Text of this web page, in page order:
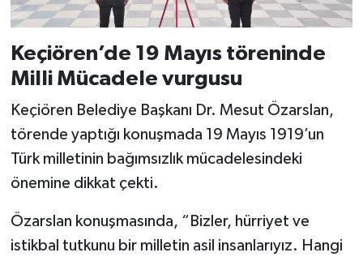
Keçiören’de 19 Mayıs töreninde
Milli Mücadele vurgusu
Keçiören Belediye Başkanı Dr. Mesut Özarslan,
törende yaptığı konuşmada 19 Mayıs 1919’un
Türk milletinin bağımsızlık mücadelesindeki
önemine dikkat çekti.
Özarslan konuşmasında, “Bizler, hürriyet ve
istikbal tutkunu bir milletin asil insanlarıyız. Hangi